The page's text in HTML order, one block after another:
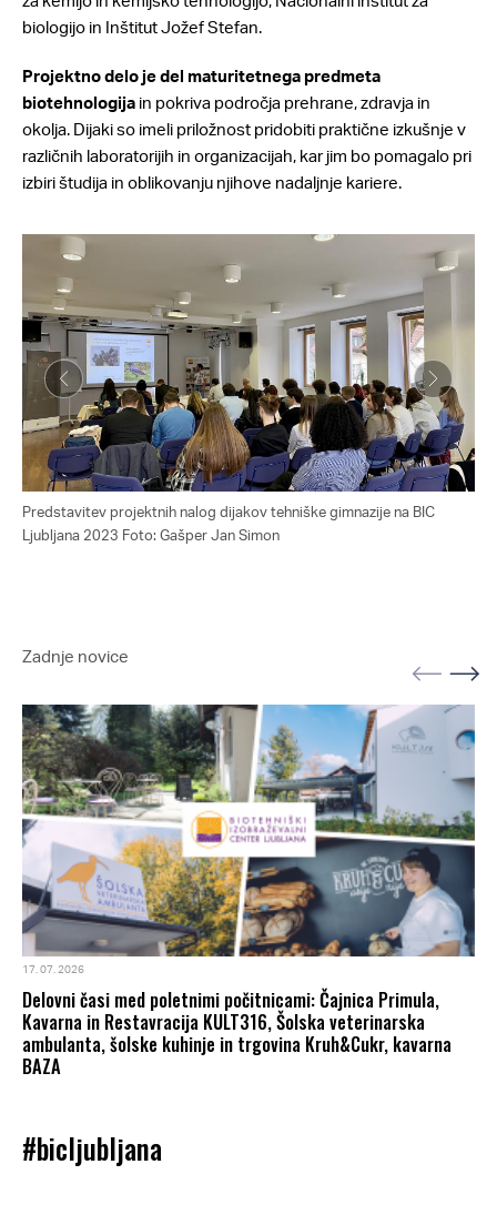
biologijo in Inštitut Jožef Stefan.
Projektno delo je del maturitetnega predmeta
biotehnologija in pokriva področja prehrane, zdravja in
okolja. Dijaki so imeli priložnost pridobiti praktične izkušnje v
različnih laboratorijih in organizacijah, kar jim bo pomagalo pri
izbiri študija in oblikovanju njihove nadaljnje kariere.
Predstavitev projektnih nalog dijakov tehniške gimnazije na BIC
Ljubljana 2023 Foto: Gašper Jan Simon
Zadnje novice
17. 07. 2026
Delovni časi med poletnimi počitnicami: Čajnica Primula,
Kavarna in Restavracija KULT316, Šolska veterinarska
ambulanta, šolske kuhinje in trgovina Kruh&Cukr, kavarna
BAZA
#bicljubljana